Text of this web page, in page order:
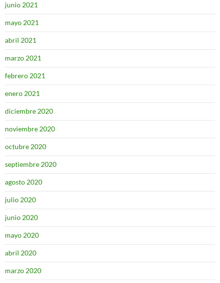
junio 2021
mayo 2021
abril 2021
marzo 2021
febrero 2021
enero 2021
diciembre 2020
noviembre 2020
octubre 2020
septiembre 2020
agosto 2020
julio 2020
junio 2020
mayo 2020
abril 2020
marzo 2020